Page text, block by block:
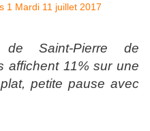
Saint-Pierre de
affichent 11% sur une
petite pause avec